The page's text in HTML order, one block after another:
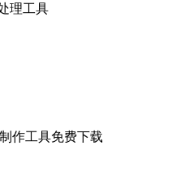
理工具
作工具免费下载